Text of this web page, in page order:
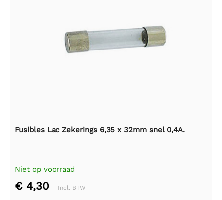
Fusibles Lac Zekerings 6,35 x 32mm snel 0,4A.
Niet op voorraad
€ 4,30 Incl. BTW